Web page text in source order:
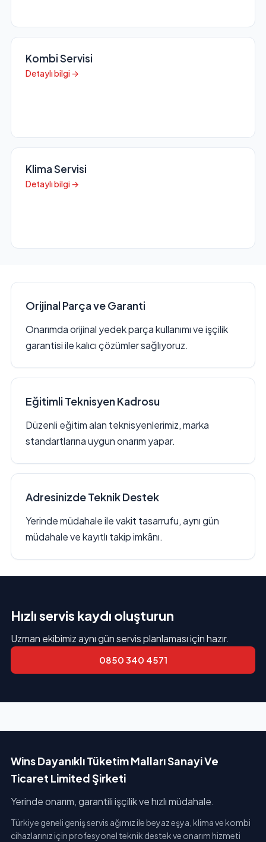
Kombi Servisi
Detaylı bilgi →
Klima Servisi
Detaylı bilgi →
Orijinal Parça ve Garanti
Onarımda orijinal yedek parça kullanımı ve işçilik
garantisi ile kalıcı çözümler sağlıyoruz.
Eğitimli Teknisyen Kadrosu
Düzenli eğitim alan teknisyenlerimiz, marka
standartlarına uygun onarım yapar.
Adresinizde Teknik Destek
Yerinde müdahale ile vakit tasarrufu, aynı gün
müdahale ve kayıtlı takip imkânı.
Hızlı servis kaydı oluşturun
Uzman ekibimiz aynı gün servis planlaması için hazır.
0850 340 4571
Wins Dayanıklı Tüketim Malları Sanayi Ve
Ticaret Limited Şirketi
Yerinde onarım, garantili işçilik ve hızlı müdahale.
Türkiye geneli geniş servis ağımız ile beyaz eşya, klima ve kombi
cihazlarınız için profesyonel teknik destek ve onarım hizmeti